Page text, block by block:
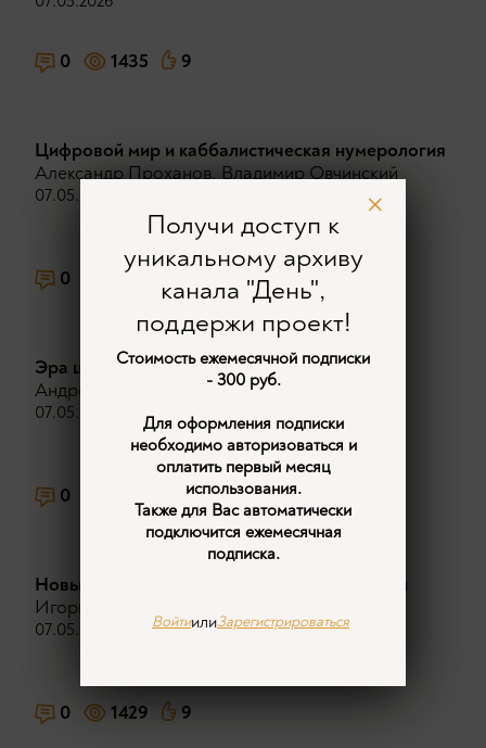
0 1435 9
Цифровой мир и каббалистическая нумерология
Александр Проханов, Владимир Овчинский
07.05.2026
0 1233
Эра цифры. Каким будет наш мир
Андрей Фефелов
07.05.2026
0 4
Новый виток цифровой колонизации России
Игорь Ашманов
07.05.2026
0 1429 9
Получи доступ к
уникальному архиву
канала "День",
поддержи проект!
Стоимость ежемесячной подписки
- 300 руб.
Для оформления подписки
необходимо авторизоваться и
оплатить первый месяц
использования.
Также для Вас автоматически
подключится ежемесячная
подписка.
ВойтиилиЗарегистрироваться